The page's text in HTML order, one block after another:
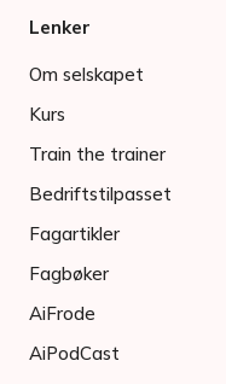
Lenker
Om selskapet
Kurs
Train the trainer
Bedriftstilpasset
Fagartikler
Fagbøker
AiFrode
AiPodCast